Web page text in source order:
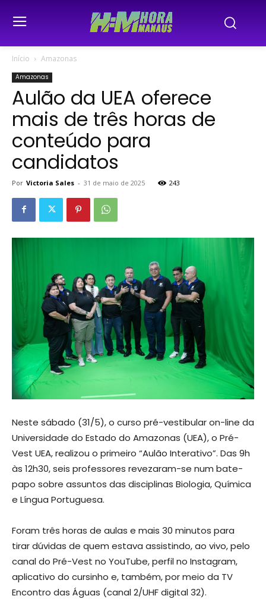
Início Amazonas
Amazonas
Aulão da UEA oferece
mais de três horas de
conteúdo para
candidatos
Por Victoria Sales - 31 de maio de 2025 243
Neste sábado (31/5), o curso pré-vestibular on-line da
Universidade do Estado do Amazonas (UEA), o Pré-
Vest UEA, realizou o primeiro “Aulão Interativo”. Das 9h
às 12h30, seis professores revezaram-se num bate-
papo sobre assuntos das disciplinas Biologia, Química
e Língua Portuguesa.
Foram três horas de aulas e mais 30 minutos para
tirar dúvidas de quem estava assistindo, ao vivo, pelo
canal do Pré-Vest no YouTube, perfil no Instagram,
aplicativo do cursinho e, também, por meio da TV
Encontro das Águas (canal 2/UHF digital 32).